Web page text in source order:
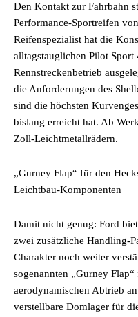
Den Kontakt zur Fahrbahn
Performance-Sportreifen
Reifenspezialist hat die
alltagstauglichen Pilot Sport
Rennstreckenbetrieb
die Anforderungen des
sind die höchsten
bislang erreicht hat. Ab
Zoll-Leichtmetallrädern.
„Gurney Flap“ für den
Leichtbau-Komponenten
Damit nicht genug: Ford
zwei zusätzliche Handling-
Charakter noch weiter
sogenannten „Gurney
aerodynamischen Abtrieb
verstellbare Domlager für